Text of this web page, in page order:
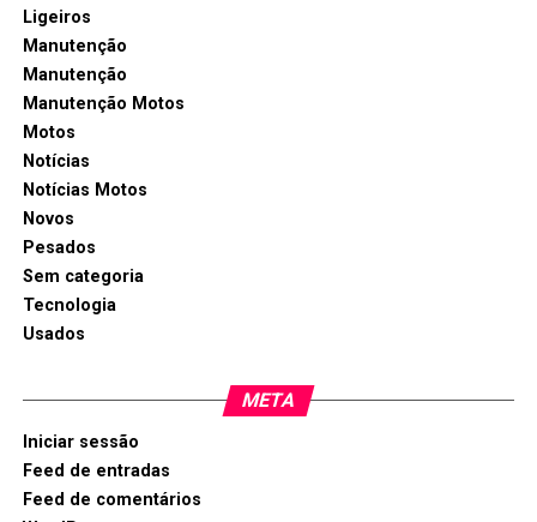
Ligeiros
Manutenção
Manutenção
Manutenção Motos
Motos
Notícias
Notícias Motos
Novos
Pesados
Sem categoria
Tecnologia
Usados
META
Iniciar sessão
Feed de entradas
Feed de comentários